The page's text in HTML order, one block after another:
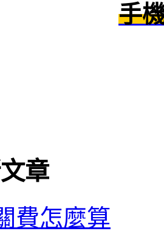
手
章
費怎麼算